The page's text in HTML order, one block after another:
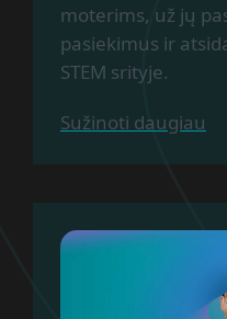
moterims, už jų
pasiekimus ir
STEM srityje.
Sužinoti daugiau